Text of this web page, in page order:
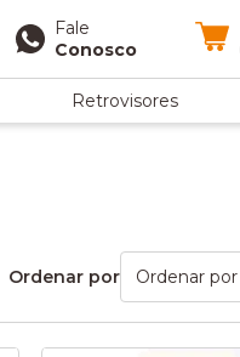
Fale
Conosco
Retrovisores
Ordenar por